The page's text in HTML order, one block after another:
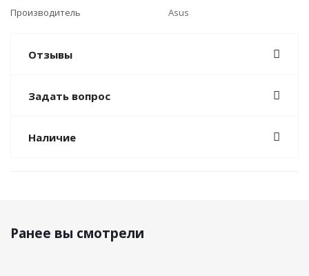
Производитель
Asus
Отзывы
Задать вопрос
Наличие
Ранее вы смотрели